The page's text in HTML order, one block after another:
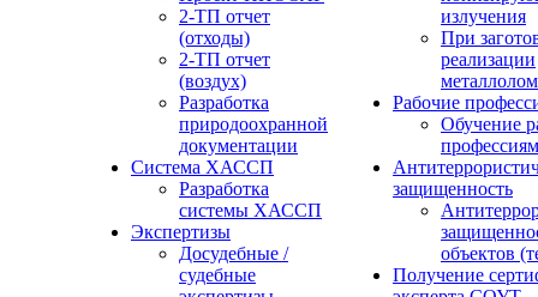
2-ТП отчет
(отходы)
2-ТП отчет
(воздух)
Разработка
природоохранной
документации
Система ХАССП
Разработка
системы ХАССП
Экспертизы
Досудебные /
судебные
излучения
При
реализации
Рабочие
Обучение
профессиям
защищенность
объектов
Получение